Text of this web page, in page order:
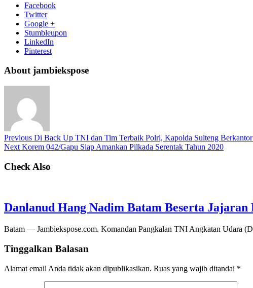
Facebook
Twitter
Google +
Stumbleupon
LinkedIn
Pinterest
About jambiekspose
Previous Di Back Up TNI dan Tim Terbaik Polri, Kapolda Sulteng
Next Korem 042/Gapu Siap Amankan Pilkada Serentak Tahun 2020
Check Also
Danlanud Hang Nadim Batam Beserta
Batam — Jambiekspose.com. Komandan Pangkalan TNI Angkatan Udara
Tinggalkan Balasan
Alamat email Anda tidak akan dipublikasikan. Ruas yang wajib ditandai *